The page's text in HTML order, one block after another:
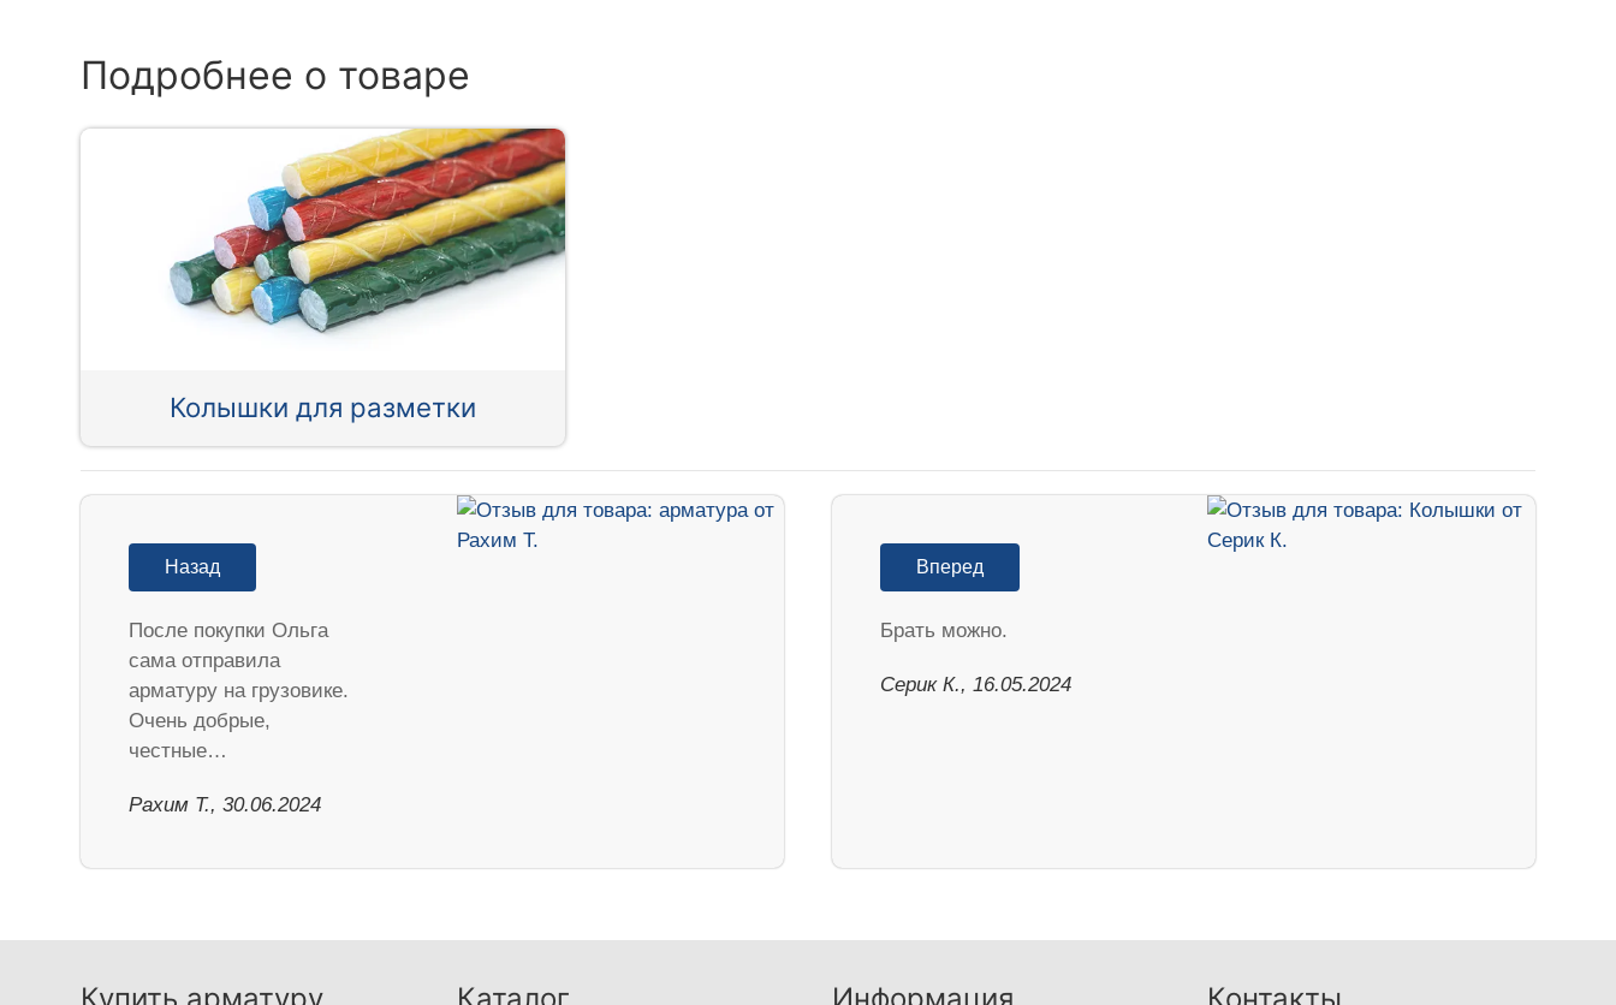
Подробнее о товаре
Колышки для разметки
Назад
После покупки Ольга
сама отправила
арматуру на грузовике.
Очень добрые,
честные…
Рахим Т., 30.06.2024
Вперед
Брать можно.
Серик К., 16.05.2024
Купить арматуру Каталог Информация Контакты